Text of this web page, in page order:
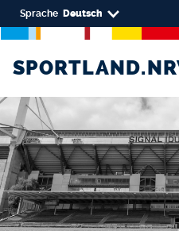
Sprache Deutsch